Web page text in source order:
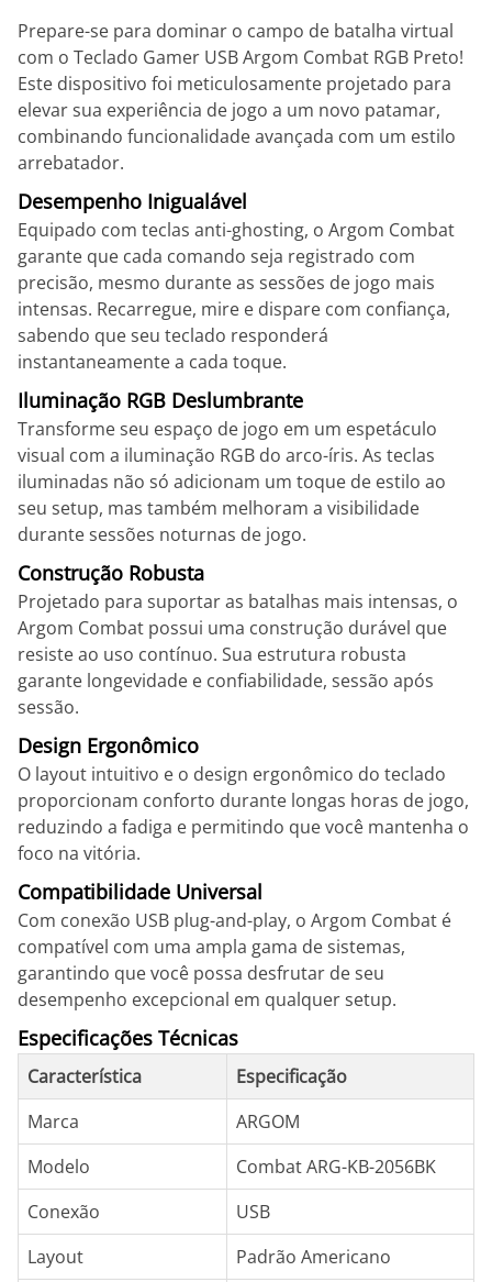
Prepare-se para dominar o campo de batalha virtual
com o Teclado Gamer USB Argom Combat RGB Preto!
Este dispositivo foi meticulosamente projetado para
elevar sua experiência de jogo a um novo patamar,
combinando funcionalidade avançada com um estilo
arrebatador.
Desempenho Inigualável
Equipado com teclas anti-ghosting, o Argom Combat
garante que cada comando seja registrado com
precisão, mesmo durante as sessões de jogo mais
intensas. Recarregue, mire e dispare com confiança,
sabendo que seu teclado responderá
instantaneamente a cada toque.
Iluminação RGB Deslumbrante
Transforme seu espaço de jogo em um espetáculo
visual com a iluminação RGB do arco-íris. As teclas
iluminadas não só adicionam um toque de estilo ao
seu setup, mas também melhoram a visibilidade
durante sessões noturnas de jogo.
Construção Robusta
Projetado para suportar as batalhas mais intensas, o
Argom Combat possui uma construção durável que
resiste ao uso contínuo. Sua estrutura robusta
garante longevidade e confiabilidade, sessão após
sessão.
Design Ergonômico
O layout intuitivo e o design ergonômico do teclado
proporcionam conforto durante longas horas de jogo,
reduzindo a fadiga e permitindo que você mantenha o
foco na vitória.
Compatibilidade Universal
Com conexão USB plug-and-play, o Argom Combat é
compatível com uma ampla gama de sistemas,
garantindo que você possa desfrutar de seu
desempenho excepcional em qualquer setup.
Especificações Técnicas
Característica
Especificação
Marca
ARGOM
Modelo
Combat ARG-KB-2056BK
Conexão
USB
Layout
Padrão Americano